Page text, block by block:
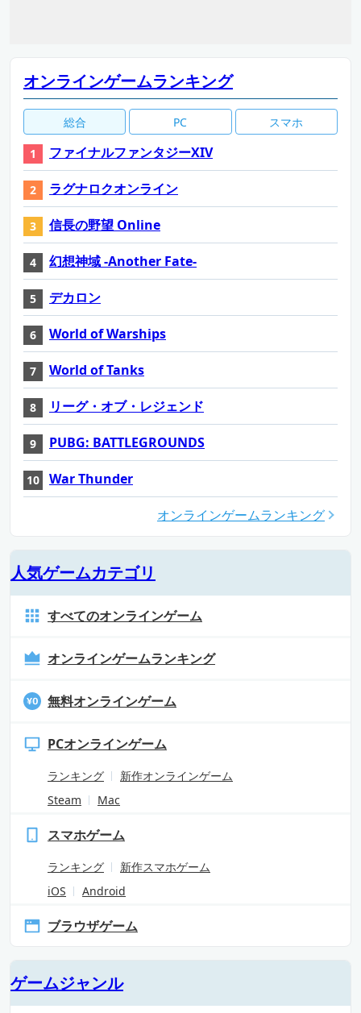
オンラインゲームランキング
総合 PC スマホ
ファイナルファンタジーXIV
ラグナロクオンライン
信長の野望 Online
幻想神域 -Another Fate-
デカロン
World of Warships
World of Tanks
リーグ・オブ・レジェンド
PUBG: BATTLEGROUNDS
War Thunder
オンラインゲームランキング
人気ゲームカテゴリ
すべてのオンラインゲーム
オンラインゲームランキング
無料オンラインゲーム
PCオンラインゲーム
ランキング
新作オンラインゲーム
Steam
Mac
スマホゲーム
ランキング
新作スマホゲーム
iOS
Android
ブラウザゲーム
ゲームジャンル